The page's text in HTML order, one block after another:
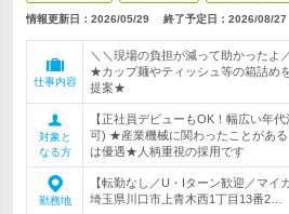
情報更新日：2026/05/29 終了予定日： 2026/08/27
仕事内容
＼＼現場の負担が減って助かったよ
★カップ麺やティッシュ等の箱詰め
提案★
対象と
なる方
【正社員デビューもOK！幅広い年
可) ★産業機械に関わったことがあ
は優遇★人柄重視の採用です
勤務地
【転勤なし／U・Iターン歓迎／マイ
埼玉県川口市上青木西1丁目13番2…